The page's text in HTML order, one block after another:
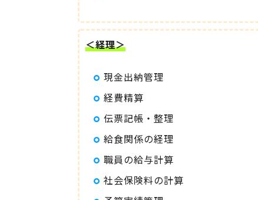
＜経理＞
現金出納管理
経費精算
伝票記帳・整理
給食関係の経理
職員の給与計算
社会保険料の計算